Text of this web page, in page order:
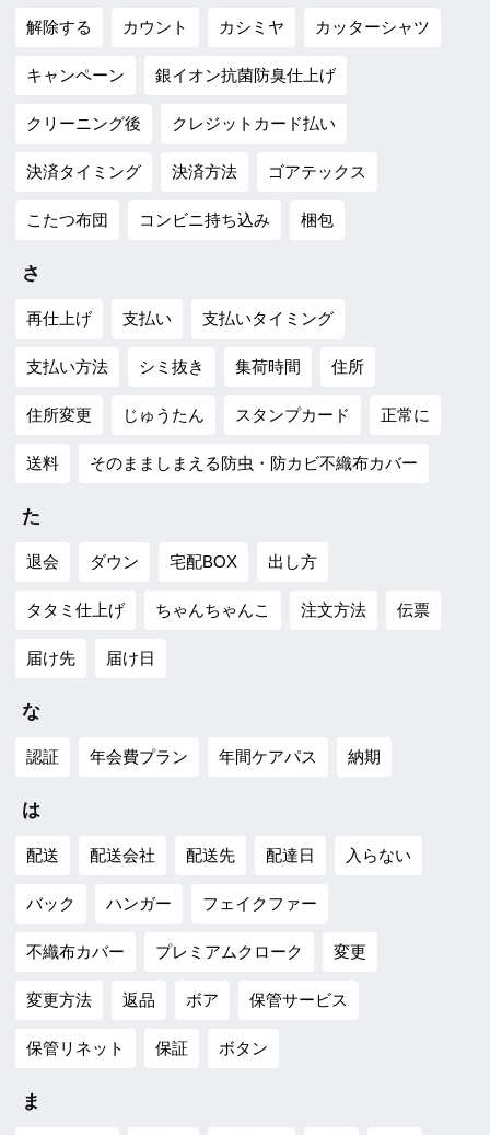
解除する カウント カシミヤ カッターシャツ
キャンペーン 銀イオン抗菌防臭仕上げ
クリーニング後 クレジットカード払い
決済タイミング 決済方法 ゴアテックス
こたつ布団 コンビニ持ち込み 梱包
さ
再仕上げ 支払い 支払いタイミング
支払い方法 シミ抜き 集荷時間 住所
住所変更 じゅうたん スタンプカード 正常に
送料 そのまましまえる防虫・防カビ不織布カバー
た
退会 ダウン 宅配BOX 出し方
タタミ仕上げ ちゃんちゃんこ 注文方法 伝票
届け先 届け日
な
認証 年会費プラン 年間ケアパス 納期
は
配送 配送会社 配送先 配達日 入らない
バック ハンガー フェイクファー
不織布カバー プレミアムクローク 変更
変更方法 返品 ボア 保管サービス
保管リネット 保証 ボタン
ま